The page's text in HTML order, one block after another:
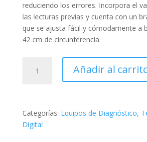
reduciendo los errores. Incorpora el
las lecturas previas y cuenta con un
que se ajusta fácil y cómodamente a
42 cm de circunferencia.
Digital
cantidad
Añadir al
Categorías: Equipos de Diagnóstico,
Digital